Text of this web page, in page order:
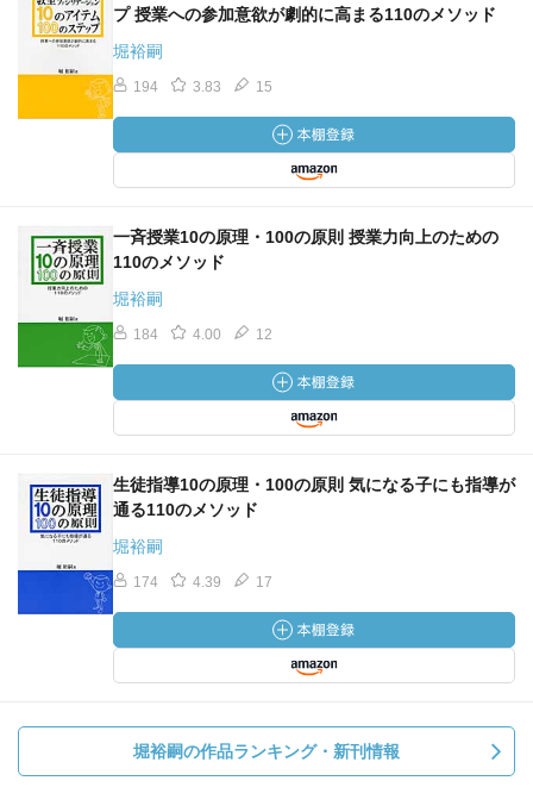
プ 授業への参加意欲が劇的に高まる110のメソッド
堀裕嗣
194 3.83 15
一斉授業10の原理・100の原則 授業力向上のための
110のメソッド
堀裕嗣
184 4.00 12
生徒指導10の原理・100の原則 気になる子にも指導が
通る110のメソッド
堀裕嗣
174 4.39 17
堀裕嗣の作品ランキング・新刊情報